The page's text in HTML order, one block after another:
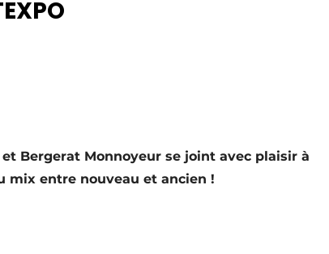
Bergerat Monnoyeur se joint avec plaisir à
mix entre nouveau et ancien !